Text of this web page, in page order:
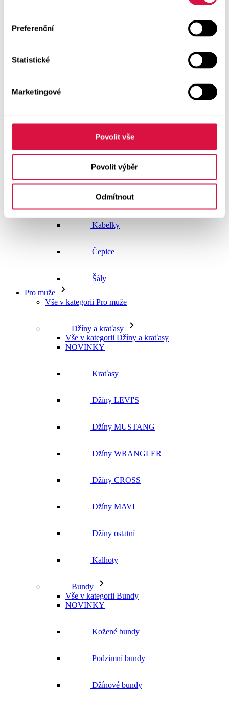
Preferenční
Statistické
Marketingové
Povolit vše
Povolit výběr
Odmítnout
Boty GEOX
Pásky
Peněženky
Kabelky
Čepice
Šály
Pro muže
Vše v kategorii Pro muže
Džíny a kraťasy
Vše v kategorii Džíny a kraťasy
NOVINKY
Kraťasy
Džíny LEVI'S
Džíny MUSTANG
Džíny WRANGLER
Džíny CROSS
Džíny MAVI
Džíny ostatní
Kalhoty
Bundy
Vše v kategorii Bundy
NOVINKY
Kožené bundy
Podzimní bundy
Džínové bundy